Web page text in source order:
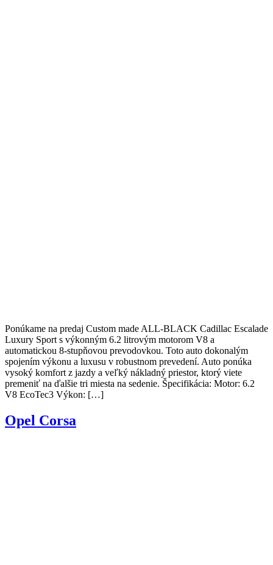
Ponúkame na predaj Custom made ALL-BLACK Cadillac Escalade
Luxury Sport s výkonným 6.2 litrovým motorom V8 a
automatickou 8-stupňovou prevodovkou. Toto auto dokonalým
spojením výkonu a luxusu v robustnom prevedení. Auto ponúka
vysoký komfort z jazdy a veľký nákladný priestor, ktorý viete
premeniť na ďalšie tri miesta na sedenie. Špecifikácia: Motor: 6.2
V8 EcoTec3 Výkon: […]
Opel Corsa